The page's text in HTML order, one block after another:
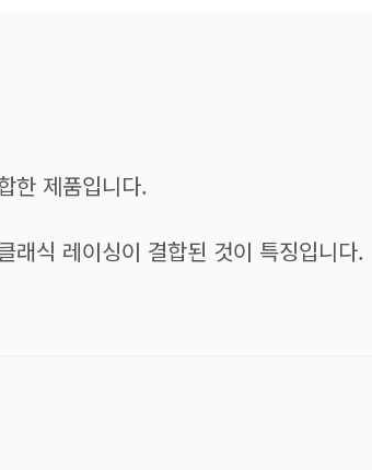
한 제품입니다.
래식 레이싱이 결합된 것이 특징입니다.